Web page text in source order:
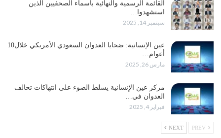
القائمة الرسمية والنهائية بأسماء الصحفيين الذين
استشهدوا…
سبتمبر 14, 2025
عين الإنسانية: ضحايا العدوان السعودي الأمريكي خلال10
أعوام…
مارس 26, 2025
مركز عين الإنسانية يسلط الضوء على انتهاكات تحالف
العدوان في…
فبراير 4, 2025
NEXT